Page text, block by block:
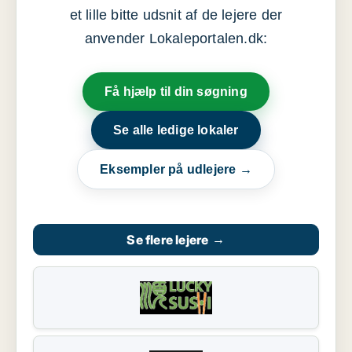
et lille bitte udsnit af de lejere der
anvender Lokaleportalen.dk:
Få hjælp til din søgning
Se alle ledige lokaler
Eksempler på udlejere →
Se flere lejere →